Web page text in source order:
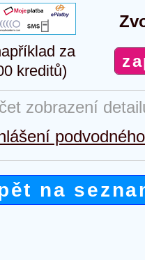
za
kreditů)
zobrazení
na